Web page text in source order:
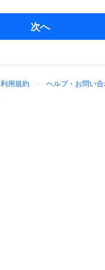
次へ
利用規約
ヘルプ・お問い